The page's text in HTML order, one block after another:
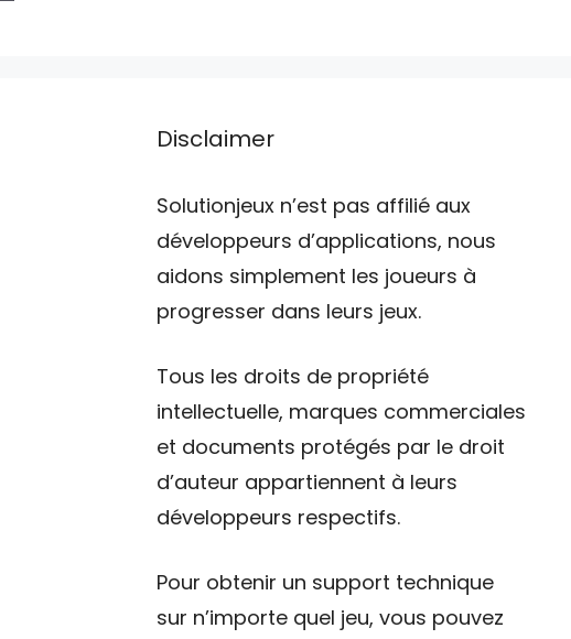
Disclaimer
Solutionjeux n’est pas affilié aux
développeurs d’applications, nous
aidons simplement les joueurs à
progresser dans leurs jeux.
Tous les droits de propriété
intellectuelle, marques commerciales
et documents protégés par le droit
d’auteur appartiennent à leurs
développeurs respectifs.
Pour obtenir un support technique
sur n’importe quel jeu, vous pouvez